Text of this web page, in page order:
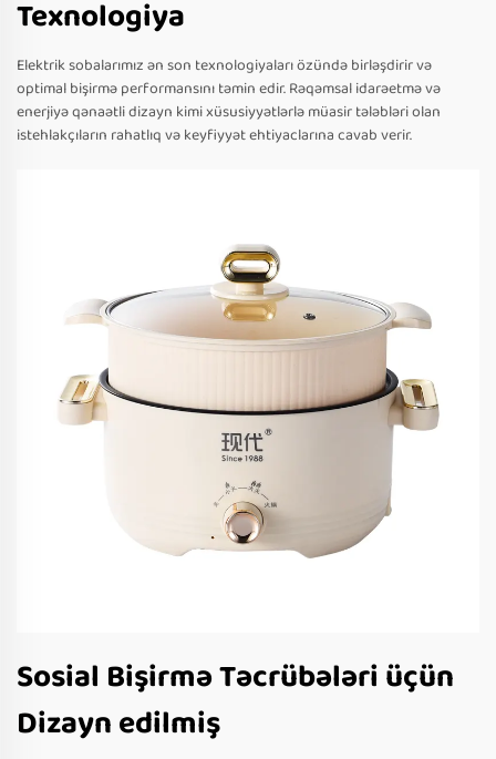
Texnologiya
Elektrik sobalarımız ən son texnologiyaları özündə birləşdirir və
optimal bişirmə performansını təmin edir. Rəqəmsal idarəetmə və
enerjiyə qənaətli dizayn kimi xüsusiyyətlərlə müasir tələbləri olan
istehlakçıların rahatlıq və keyfiyyət ehtiyaclarına cavab verir.
Sosial Bişirmə Təcrübələri üçün
Dizayn edilmiş